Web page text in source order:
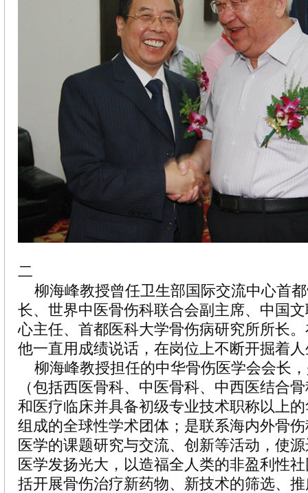
二
柳海峰教授曾任卫生部国际交流中心首
长、世界中医骨伤科联合会副主席、中国
心主任、首都医科大学骨伤病研究所所长
他一直用成绩说话，在岗位上不断开掘着
柳海峰教授担任的中华骨伤医学会会长
（包括西医骨科、中医骨科、中西医结合
和医疗临床并具备初级专业技术职称以上
组成的全球性学术团体；是联系海内外骨
医学的课题研究与交流、创新等活动，使
医学发扬光大，以造福全人类的非盈利性
括开展骨伤治疗新药物、新技术的筛选、